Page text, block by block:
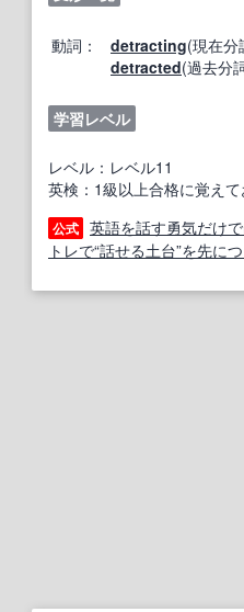
動詞： detracting(現在分
detracted(過去分
学習レベル
レベル：レベル11
英検：1級以上合格に覚え
公式 英語を話す勇気だけ
トレで“話せる土台”を先に